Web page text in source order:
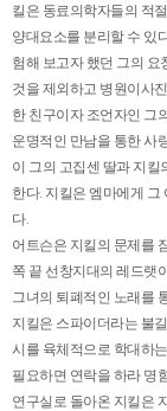
킬은 동료의학자들의 적
양대요소를 분리할 수 있
험해 보고자 했던 그의
것을 제외하고 병원이사
한 친구이자 조언자인 그
운명적인 만남을 통한 사
이 그의 고집센 딸과 지킬
한다. 지킬은 엠마에게
다.
어트슨은 지킬의 문제를
쪽 끝 선창지대의 레드랫
그녀의 퇴폐적인 노래를
지킬은 스파이더라는 불
시를 육체적으로 학대하
필요하면 연락을 하라 명
연구실로 돌아온 지킬은